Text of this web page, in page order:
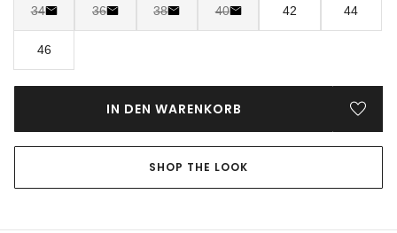
34 36 38 40 42 44
46
IN DEN WARENKORB
SHOP THE LOOK